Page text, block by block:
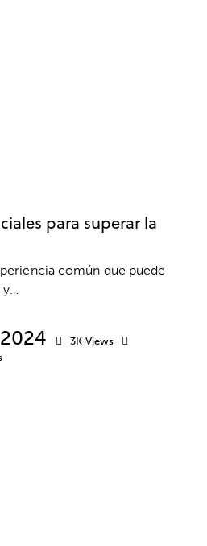
para superar la
común que puede
y…
3K Views